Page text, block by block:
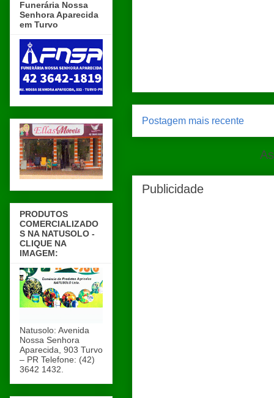
Postagem mais recente
Publicidade
Funerária Nossa
Senhora Aparecida
em Turvo
PRODUTOS
COMERCIALIZADO
S NA NATUSOLO -
CLIQUE NA
IMAGEM:
Natusolo: Avenida
Nossa Senhora
Aparecida, 903 Turvo
– PR Telefone: (42)
3642 1432.